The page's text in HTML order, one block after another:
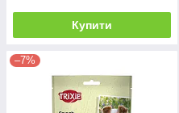
Купити
–7%